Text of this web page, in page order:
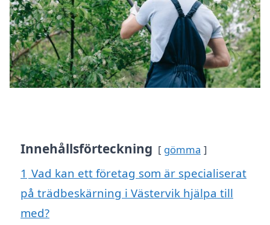
Innehållsförteckning gömma
1 Vad kan ett företag som är specialiserat
på trädbeskärning i Västervik hjälpa till
med?